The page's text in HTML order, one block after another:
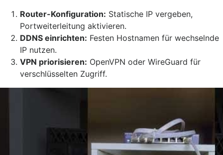
Router-Konfiguration: Statische IP vergeben,
Portweiterleitung aktivieren.
DDNS einrichten: Festen Hostnamen für wechselnde
IP nutzen.
VPN priorisieren: OpenVPN oder WireGuard für
verschlüsselten Zugriff.